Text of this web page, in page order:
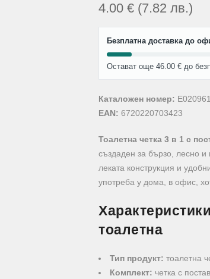
4.00 € (7.82 лв.)
Безплатна доставка до
Остават още 46.00 € до
Каталожен номер: E020961
EAN: 6720220703423
Тоалетна четка 3 в 1 с
създаден за бързо, лесно и
леката конструкция и
употреба у дома, в офис,
тоалетна
Тип продукт: тоалетна
Комплект: четка с